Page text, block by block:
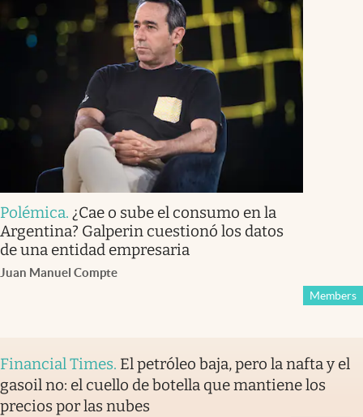
Polémica. ¿Cae o sube el consumo en la
Argentina? Galperin cuestionó los datos
de una entidad empresaria
Juan Manuel Compte
Members
Financial Times. El petróleo baja, pero la nafta y el
gasoil no: el cuello de botella que mantiene los
precios por las nubes